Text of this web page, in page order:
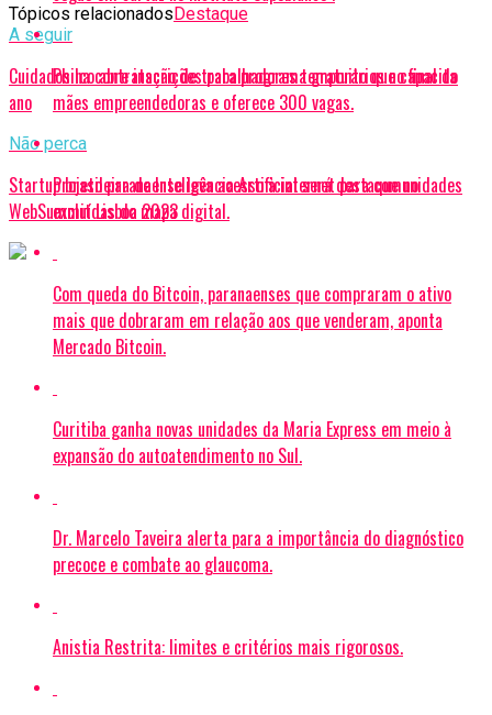
Tópicos relacionadosDestaque
A seguir
Cuidados na contratação de trabalhadores temporários no final do
ano
Não perca
Startup brasileira de Inteligência Artificial será destaque no
WebSummit Lisboa 2023
Philco abre inscrições para programa gratuito que capacita
mães empreendedoras e oferece 300 vagas.
Projeto paranaense leva acesso à internet para comunidades
excluídas do mapa digital.
Com queda do Bitcoin, paranaenses que compraram o ativo
mais que dobraram em relação aos que venderam, aponta
Mercado Bitcoin.
Curitiba ganha novas unidades da Maria Express em meio à
expansão do autoatendimento no Sul.
Dr. Marcelo Taveira alerta para a importância do diagnóstico
precoce e combate ao glaucoma.
Anistia Restrita: limites e critérios mais rigorosos.